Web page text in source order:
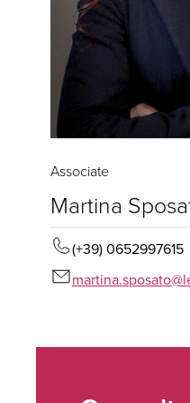
Associate
Martina
(+39) 0652997615